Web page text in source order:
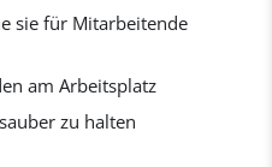
sie für Mitarbeitende
am Arbeitsplatz
zu halten